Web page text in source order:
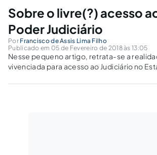
Sobre o livre(?) acesso
Poder Judiciário
Por Francisco de Assis Lima Filho
Publicado em 05 de Fevereiro de 2018 às 13:05
Nesse pequeno artigo, retrata-se a
vivenciada para acesso ao Judiciário no
pelo valor das custas processuais.